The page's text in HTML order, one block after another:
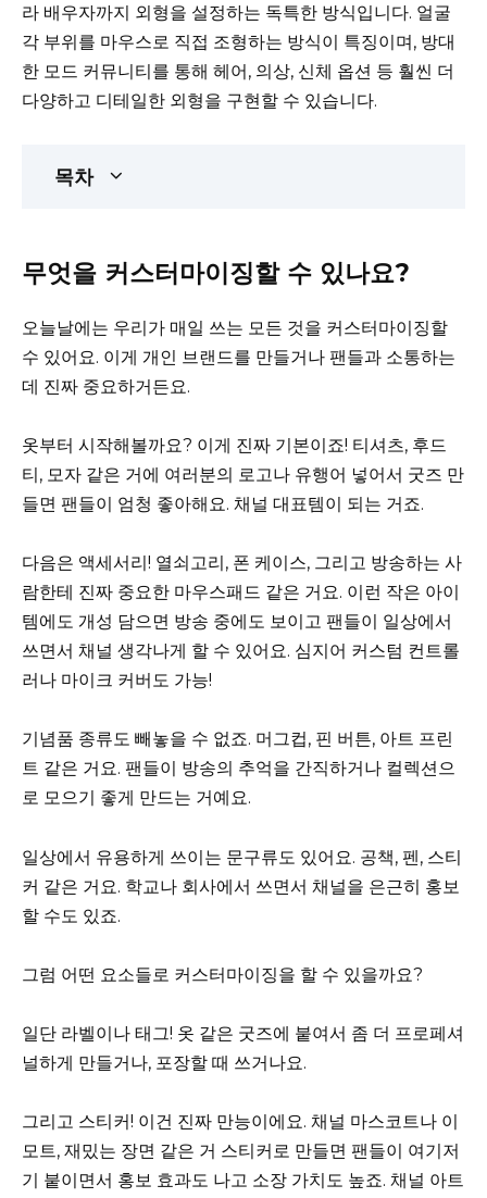
라 배우자까지 외형을 설정하는 독특한 방식입니다. 얼굴
각 부위를 마우스로 직접 조형하는 방식이 특징이며, 방대
한 모드 커뮤니티를 통해 헤어, 의상, 신체 옵션 등 훨씬 더
다양하고 디테일한 외형을 구현할 수 있습니다.
목차
무엇을 커스터마이징할 수 있나요?
오늘날에는 우리가 매일 쓰는 모든 것을 커스터마이징할
수 있어요. 이게 개인 브랜드를 만들거나 팬들과 소통하는
데 진짜 중요하거든요.
옷부터 시작해볼까요? 이게 진짜 기본이죠! 티셔츠, 후드
티, 모자 같은 거에 여러분의 로고나 유행어 넣어서 굿즈 만
들면 팬들이 엄청 좋아해요. 채널 대표템이 되는 거죠.
다음은 액세서리! 열쇠고리, 폰 케이스, 그리고 방송하는 사
람한테 진짜 중요한 마우스패드 같은 거요. 이런 작은 아이
템에도 개성 담으면 방송 중에도 보이고 팬들이 일상에서
쓰면서 채널 생각나게 할 수 있어요. 심지어 커스텀 컨트롤
러나 마이크 커버도 가능!
기념품 종류도 빼놓을 수 없죠. 머그컵, 핀 버튼, 아트 프린
트 같은 거요. 팬들이 방송의 추억을 간직하거나 컬렉션으
로 모으기 좋게 만드는 거예요.
일상에서 유용하게 쓰이는 문구류도 있어요. 공책, 펜, 스티
커 같은 거요. 학교나 회사에서 쓰면서 채널을 은근히 홍보
할 수도 있죠.
그럼 어떤 요소들로 커스터마이징을 할 수 있을까요?
일단 라벨이나 태그! 옷 같은 굿즈에 붙여서 좀 더 프로페셔
널하게 만들거나, 포장할 때 쓰거나요.
그리고 스티커! 이건 진짜 만능이에요. 채널 마스코트나 이
모트, 재밌는 장면 같은 거 스티커로 만들면 팬들이 여기저
기 붙이면서 홍보 효과도 나고 소장 가치도 높죠. 채널 아트